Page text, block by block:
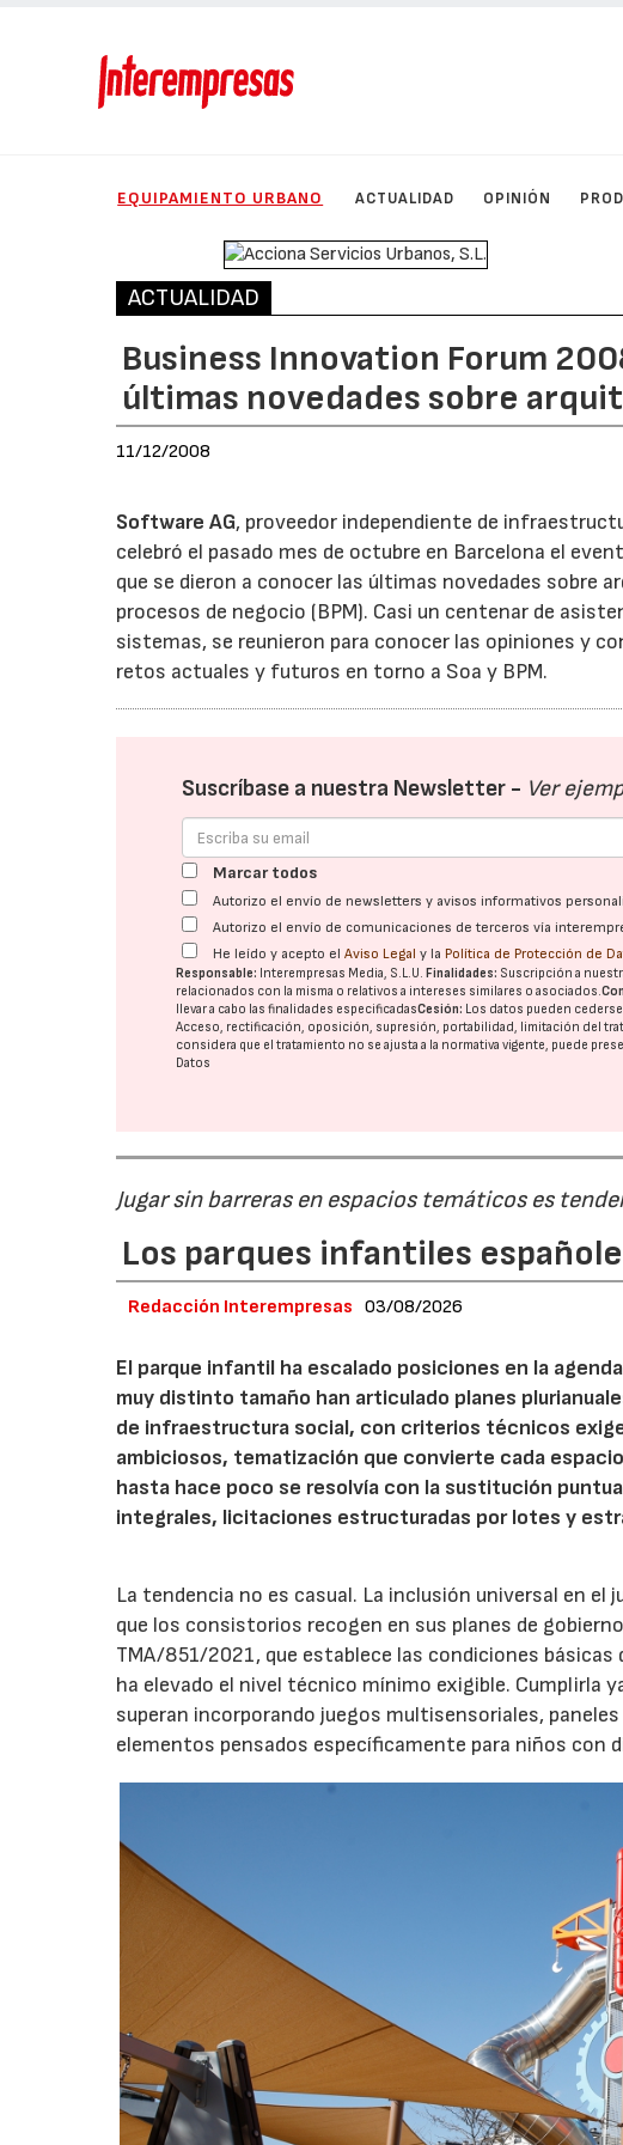
EQUIPAMIENTO URBANO ACTUALIDAD OPINIÓN
ACTUALIDAD
Business Innovation Forum
últimas novedades sobre
11/12/2008
Software AG, proveedor independiente de
celebró el pasado mes de octubre en Barcelona el
que se dieron a conocer las últimas novedades sobre
procesos de negocio (BPM). Casi un centenar de
sistemas, se reunieron para conocer las opiniones y
retos actuales y futuros en torno a Soa y BPM.
Suscríbase a nuestra Newsletter - Ver
Marcar todos
Autorizo el envío de newsletters y avisos informativos
Autorizo el envío de comunicaciones de terceros vía
He leído y acepto elAviso Legal y la Política de Protección de
Responsable: Interempresas Media, S.L.U. Finalidades: Suscripción a
relacionados con la misma o relativos a intereses similares o asociados.
llevar a cabo las finalidades especificadasCesión: Los datos pueden
Acceso, rectificación, oposición, supresión, portabilidad, limitación del
considera que el tratamiento no se ajusta a la normativa vigente, puede
Datos
Jugar sin barreras en espacios temáticos es
Los parques infantiles
Redacción Interempresas 03/08/2026
El parque infantil ha escalado posiciones en la
muy distinto tamaño han articulado planes
de infraestructura social, con criterios técnicos
ambiciosos, tematización que convierte cada
hasta hace poco se resolvía con la sustitución
integrales, licitaciones estructuradas por lotes y
La tendencia no es casual. La inclusión universal en
que los consistorios recogen en sus planes de
TMA/851/2021, que establece las condiciones
ha elevado el nivel técnico mínimo exigible. Cumplirla
superan incorporando juegos multisensoriales,
elementos pensados específicamente para niños